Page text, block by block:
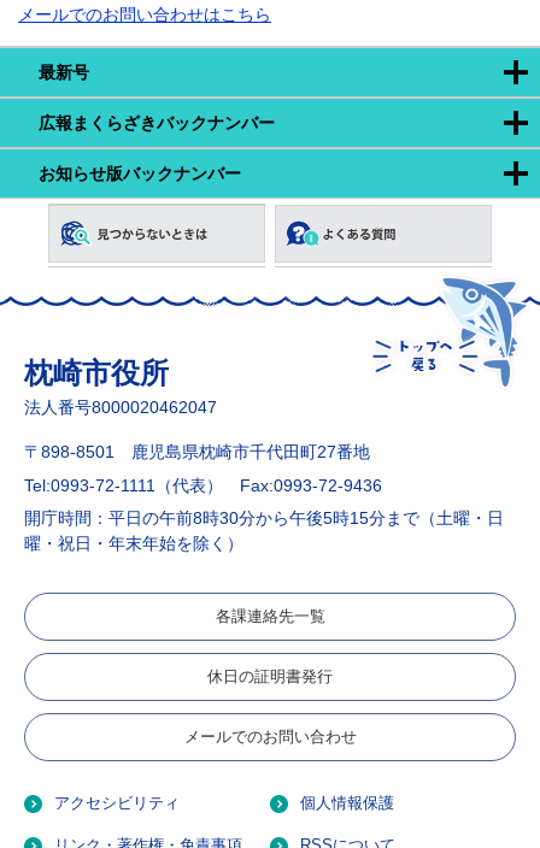
最新号
広報まくらざきバックナンバー
お知らせ版バックナンバー
メールでのお問い合わせはこちら
枕崎市役所
法人番号8000020462047
〒898-8501 鹿児島県枕崎市千代田町27番地
Tel:0993-72-1111（代表）
Fax:0993-72-9436
開庁時間：平日の午前8時30分から午後5時15分まで（土曜・日
曜・祝日・年末年始を除く）
各課連絡先一覧
休日の証明書発行
メールでのお問い合わせ
アクセシビリティ 個人情報保護